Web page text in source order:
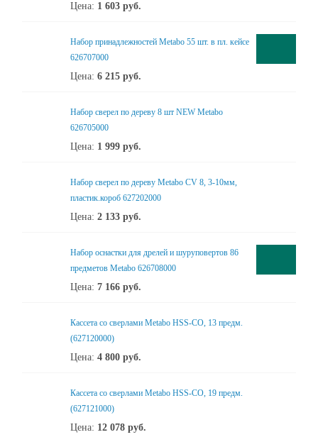
Цена: 1 603 руб.
Набор принадлежностей Metabo 55 шт. в пл. кейсе
626707000
Цена: 6 215 руб.
Набор сверел по дереву 8 шт NEW Metabo
626705000
Цена: 1 999 руб.
Набор сверел по дереву Metabo CV 8, 3-10мм,
пластик.короб 627202000
Цена: 2 133 руб.
Набор оснастки для дрелей и шуруповертов 86
предметов Metabo 626708000
Цена: 7 166 руб.
Кассета со сверлами Metabo HSS-CO, 13 предм.
(627120000)
Цена: 4 800 руб.
Кассета со сверлами Metabo HSS-CO, 19 предм.
(627121000)
Цена: 12 078 руб.